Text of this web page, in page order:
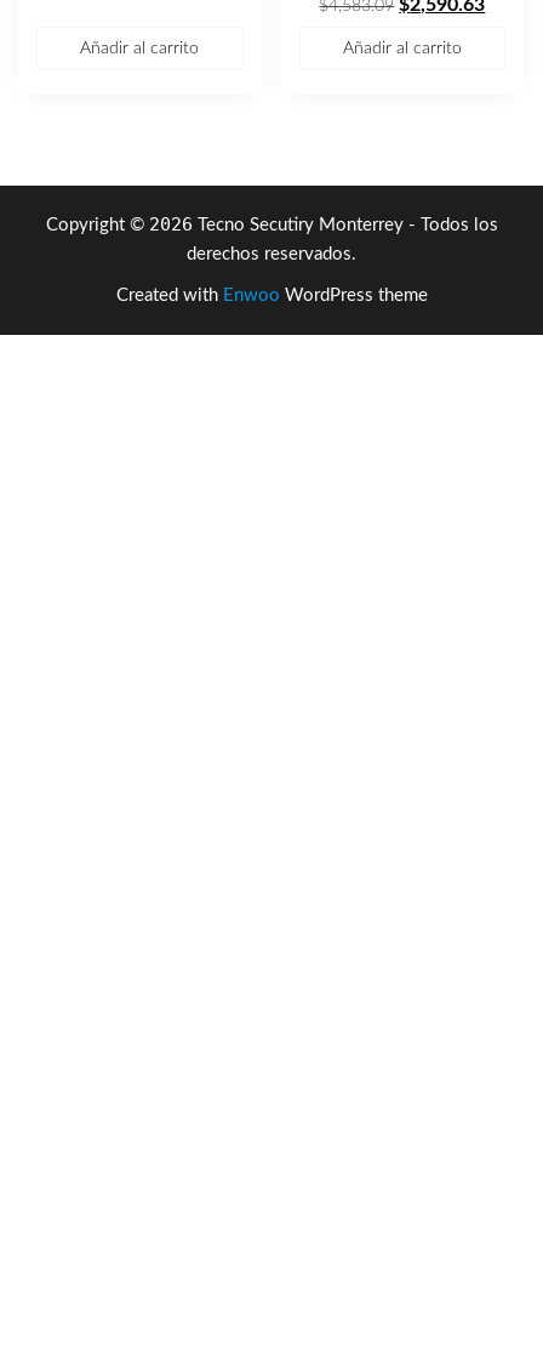
Añadir al carrito
$4,583.09 $2,590.63
Añadir al carrito
Copyright © 2026 Tecno Secutiry Monterrey - Todos los
derechos reservados.
Created with Enwoo WordPress theme